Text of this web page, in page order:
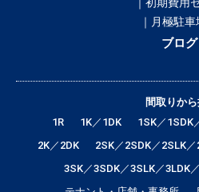
｜月極駐車
ブログ
間取りか
1R
1K／1DK
1SK／1SDK
2K／2DK
2SK／2SDK／2SLK
3SK／3SDK／3SLK／3LDK